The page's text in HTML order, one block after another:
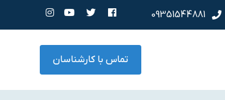
09351544881
تماس با کارشناسان